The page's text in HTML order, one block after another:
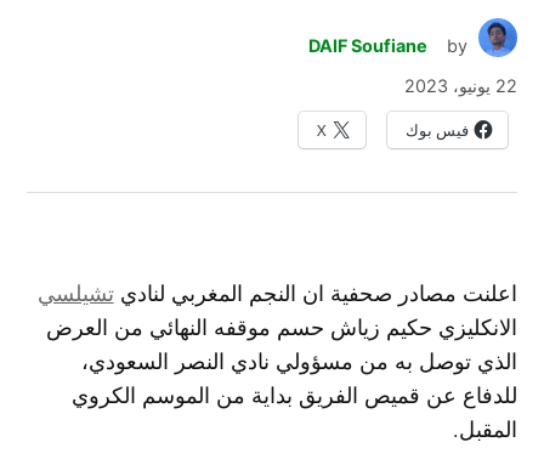
by
DAIF Soufiane
22 يونيو، 2023
فيس بوك X
اعلنت مصادر صحفية ان النجم المغربي لنادي ​تشيلسي
الانكليزي ​حكيم زياش حسم موقفه النهائي من العرض
الذي توصل به من مسؤولي نادي ​النصر​ السعودي،
للدفاع عن قميص الفريق بداية من الموسم الكروي
المقبل.